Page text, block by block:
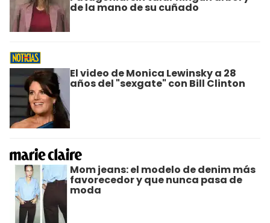
de la mano de su cuñado
El video de Monica Lewinsky a 28
años del "sexgate" con Bill Clinton
Mom jeans: el modelo de denim más
favorecedor y que nunca pasa de
moda